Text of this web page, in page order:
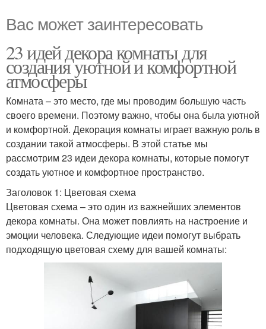
Вас может заинтересовать
23 идей декора комнаты для
создания уютной и комфортной
атмосферы
Комната – это место, где мы проводим большую часть
своего времени. Поэтому важно, чтобы она была уютной
и комфортной. Декорация комнаты играет важную роль в
создании такой атмосферы. В этой статье мы
рассмотрим 23 идеи декора комнаты, которые помогут
создать уютное и комфортное пространство.
Заголовок 1: Цветовая схема
Цветовая схема – это один из важнейших элементов
декора комнаты. Она может повлиять на настроение и
эмоции человека. Следующие идеи помогут выбрать
подходящую цветовая схему для вашей комнаты: